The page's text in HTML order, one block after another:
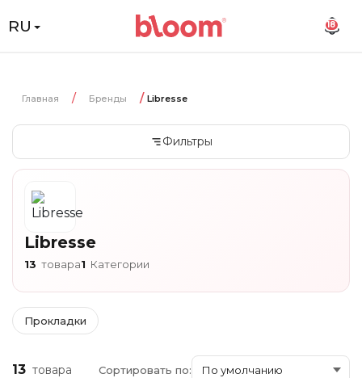
RU 18
Главная Бренды Libresse
Фильтры
Libresse
13 товара1 Категории
Прокладки
13 товара Сортировать по: